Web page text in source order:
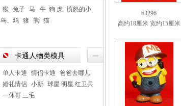
猴 兔子 马 牛 狗 虎
愤怒的小
鸟、鸡
猪 熊 猫
卡通人物类模具
单人卡通 情侣卡通
爸爸去哪儿
婚礼情侣
小新
球星 明星 红卫兵
一休哥 三毛
63296
高约18厘米 宽约15厘米